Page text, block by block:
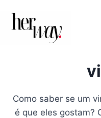
Como saber se um
é que eles gostam?